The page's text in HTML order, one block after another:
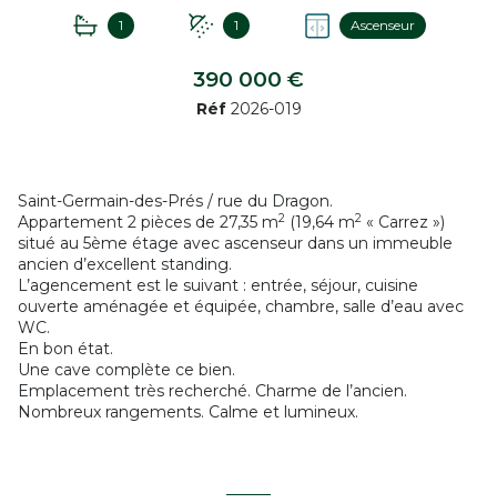
1 1 Ascenseur
390 000 €
Réf 2026-019
Saint-Germain-des-Prés / rue du Dragon.
Appartement 2 pièces de 27,35 m2 (19,64 m2 « Carrez »)
situé au 5ème étage avec ascenseur dans un immeuble
ancien d’excellent standing.
L’agencement est le suivant : entrée, séjour, cuisine
ouverte aménagée et équipée, chambre, salle d’eau avec
WC.
En bon état.
Une cave complète ce bien.
Emplacement très recherché. Charme de l’ancien.
Nombreux rangements. Calme et lumineux.